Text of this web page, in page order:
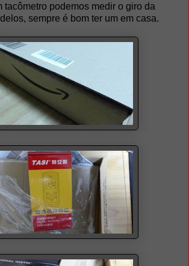
tacômetro podemos medir o giro da
sempre é bom ter um em casa.